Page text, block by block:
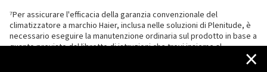
×
⁷Per assicurare l'efficacia della garanzia convenzionale del
climatizzatore a marchio Haier, inclusa nelle soluzioni di Plenitude, è
necessario eseguire la manutenzione ordinaria sul prodotto in base a
quanto previsto dal libretto di istruzioni che trovi insieme al